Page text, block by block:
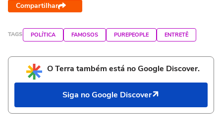
Compartilhar
TAGS POLÍTICA FAMOSOS PUREPEOPLE ENTRETÊ
O Terra também está no Google Discover.
Siga no Google Discover